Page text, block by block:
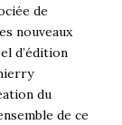
de
nouveaux
d’édition
du
de ce